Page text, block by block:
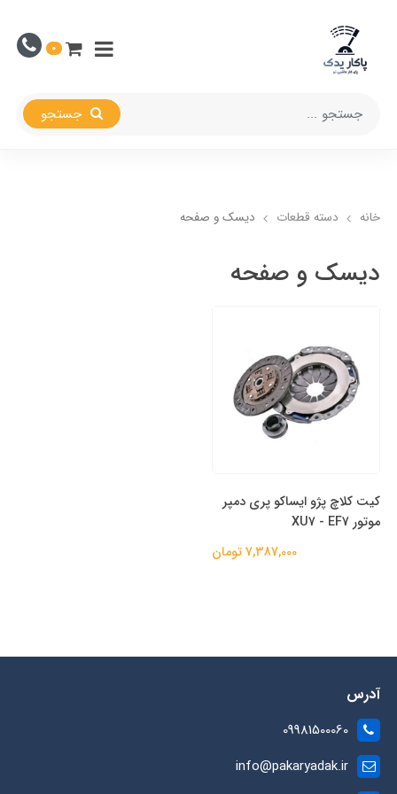
0
خانه دسته قطعات دیسک و صفحه
دیسک و صفحه
کیت کلاچ پژو ایساکو پری دمپر
موتور XU7 - EF7
7,387,000 تومان
آدرس
09981500060
info@pakaryadak.ir